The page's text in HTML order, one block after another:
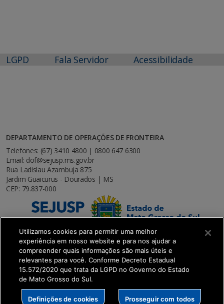
LGPD Fala Servidor Acessibilidade
DEPARTAMENTO DE OPERAÇÕES DE FRONTEIRA
Telefones: (67) 3410 4800 | 0800 647 6300
Email: dof@sejusp.ms.gov.br
Rua Ladislau Azambuja 875
Jardim Guaicurus - Dourados | MS
CEP: 79.837-000
SETDIG | Secretaria-Executiva de Transformação
Digital
Utilizamos cookies para permitir uma melhor
experiência em nosso website e para nos ajudar a
compreender quais informações são mais úteis e
relevantes para você. Conforme Decreto Estadual
15.572/2020 que trata da LGPD no Governo do Estado
de Mato Grosso do Sul.
Definições de cookies Prosseguir com todos